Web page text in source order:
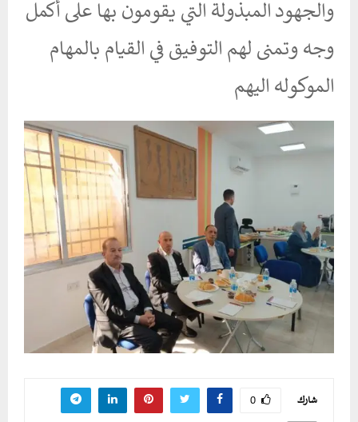
والجهود المبذولة التي يقومون بها على أكمل
وجه وتمنى لهم التوفيق في القيام بالمهام
الموكوله اليهم
شارك 0